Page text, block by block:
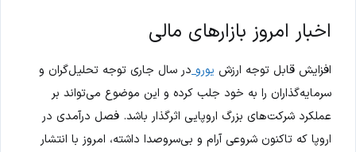
اخبار امروز بازارهای مالی
افزایش قابل توجه ارزش یورودر سال جاری توجه تحلیل‌گران و
سرمایه‌گذاران را به خود جلب کرده و این موضوع می‌تواند بر
عملکرد شرکت‌های بزرگ اروپایی اثرگذار باشد. فصل درآمدی در
اروپا که تاکنون شروعی آرام و بی‌سروصدا داشته، امروز با انتشار